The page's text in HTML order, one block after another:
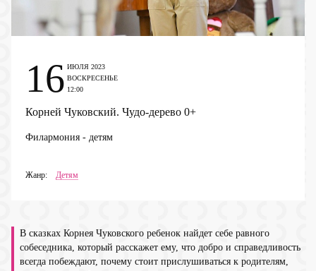
Корней Чуковский. Чудо-дерево 0+
Филармония - детям
Жанр: Детям
16 ИЮЛЯ 2023
ВОСКРЕСЕНЬЕ
12:00
В сказках Корнея Чуковского ребенок найдет себе равного
собеседника, который расскажет ему, что добро и справедливость
всегда побеждают, почему стоит прислушиваться к родителям,